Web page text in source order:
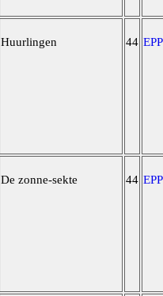
Huurlingen 44
De zonne-sekte 44